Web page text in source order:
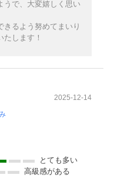
うで、大変嬉しく思い
るよう努めてまいり
します！
2025-12-14
とても多い
高級感がある